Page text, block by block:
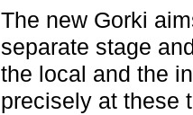
The new Gorki
separate stage
the local and the
precisely at these